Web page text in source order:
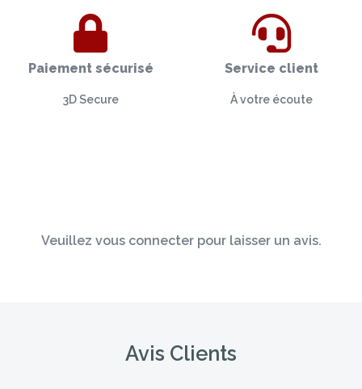
Paiement sécurisé
3D Secure
Service client
À votre écoute
Veuillez vous connecter pour laisser un avis.
Avis Clients